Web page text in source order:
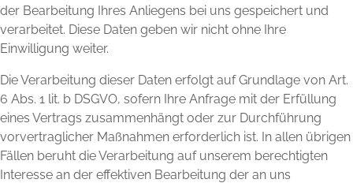
der Bearbeitung Ihres Anliegens bei uns gespeichert und
verarbeitet. Diese Daten geben wir nicht ohne Ihre
Einwilligung weiter.
Die Verarbeitung dieser Daten erfolgt auf Grundlage von Art.
6 Abs. 1 lit. b DSGVO, sofern Ihre Anfrage mit der Erfüllung
eines Vertrags zusammenhängt oder zur Durchführung
vorvertraglicher Maßnahmen erforderlich ist. In allen übrigen
Fällen beruht die Verarbeitung auf unserem berechtigten
Interesse an der effektiven Bearbeitung der an uns